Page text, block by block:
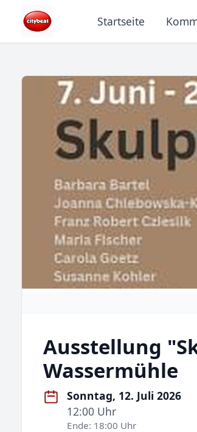
Startseite
Ausstellung
Wassermühle
Sonntag, 12. Juli 2026
12:00 Uhr
Ende: 18:00 Uhr